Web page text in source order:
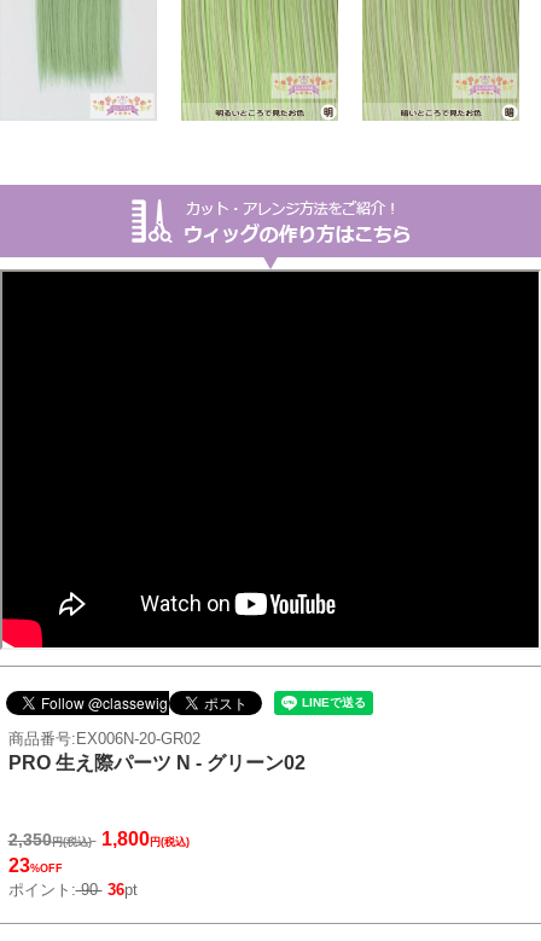
商品番号:EX006N-20-GR02
PRO 生え際パーツ N - グリーン02
2,350円(税込) 1,800円(税込)
23%OFF
ポイント:90 36pt